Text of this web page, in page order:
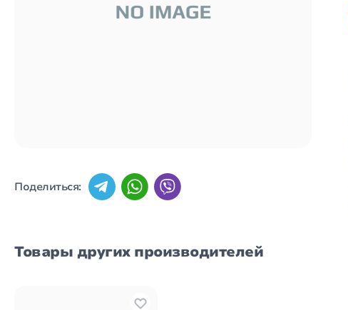
Поделиться:
Товары других производителей